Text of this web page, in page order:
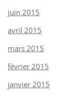
juin 2015
avril 2015
mars 2015
février 2015
janvier 2015